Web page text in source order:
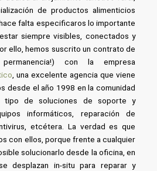
de productos alimenticios
falta especificaros lo importante
siempre visibles, conectados y
ello, hemos suscrito un contrato de
permanencia!) con la empresa
, una excelente agencia que viene
desde el año 1998 en la comunidad
tipo de soluciones de soporte y
informáticos, reparación de
etcétera. La verdad es que
con ellos, porque frente a cualquier
solucionarlo desde la oficina, en
desplazan in-situ para reparar y